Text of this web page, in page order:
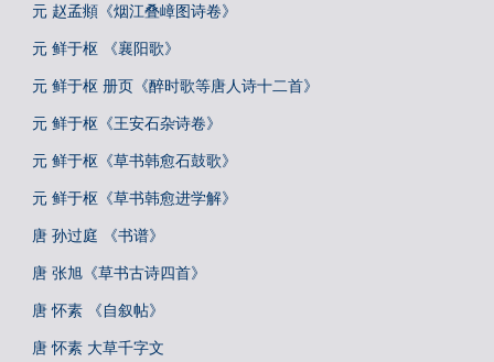
元 赵孟頫《烟江叠嶂图诗卷》
元 鲜于枢 《襄阳歌》
元 鲜于枢 册页《醉时歌等唐人诗十二首》
元 鲜于枢《王安石杂诗卷》
元 鲜于枢《草书韩愈石鼓歌》
元 鲜于枢《草书韩愈进学解》
唐 孙过庭 《书谱》
唐 张旭《草书古诗四首》
唐 怀素 《自叙帖》
唐 怀素 大草千字文